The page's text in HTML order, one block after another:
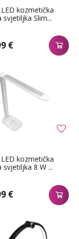
kozmetička
svjetiljka Slim...
€
kozmetička
svjetiljka 8 W ...
€